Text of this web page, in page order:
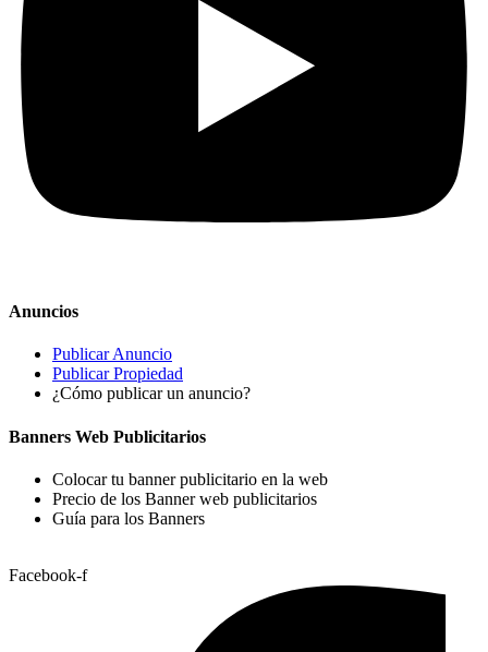
Anuncios
Publicar Anuncio
Publicar Propiedad
¿Cómo publicar un anuncio?
Banners Web Publicitarios
Colocar tu banner publicitario en la web
Precio de los Banner web publicitarios
Guía para los Banners
Facebook-f